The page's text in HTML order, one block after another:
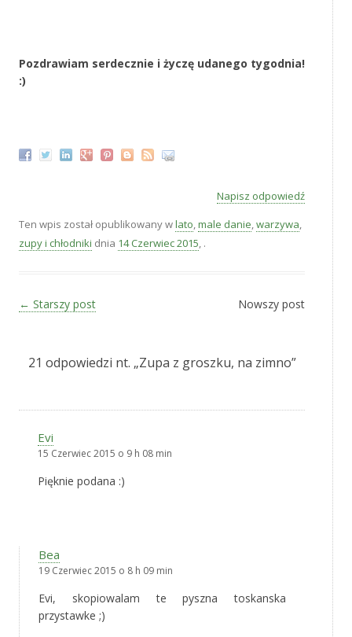
Pozdrawiam serdecznie i życzę udanego tygodnia!
:)
Napisz odpowiedź
Ten wpis został opublikowany wlato,male danie,warzywa,
zupy i chłodniki dnia 14 Czerwiec 2015, .
Zobacz wpisy
← Starszy post Nowszy post
21 odpowiedzi nt. „Zupa z groszku, na zimno”
Evi
15 Czerwiec 2015 o 9 h 08 min
Pięknie podana :)
Bea
19 Czerwiec 2015 o 8 h 09 min
Evi, skopiowalam te pyszna toskanska
przystawke ;)